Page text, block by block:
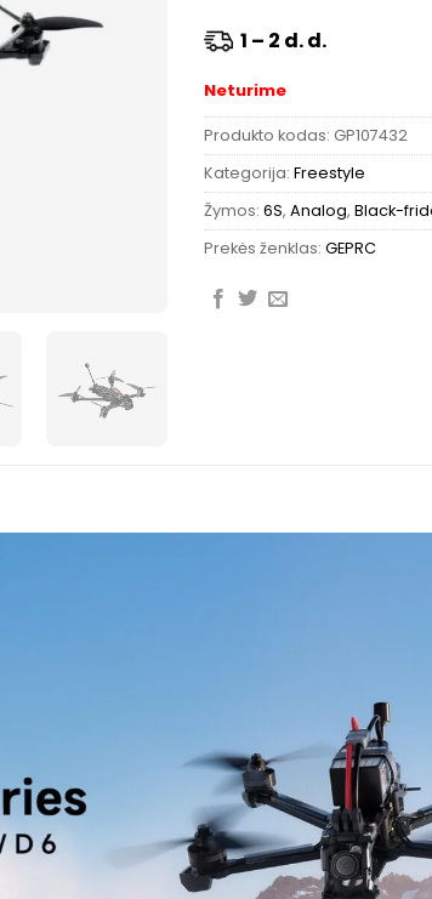
1 – 2 d. d.
Neturime
Produkto kodas: GP107432
Kategorija: Freestyle
Žymos: 6S, Analog, Black-
Prekės ženklas: GEPRC